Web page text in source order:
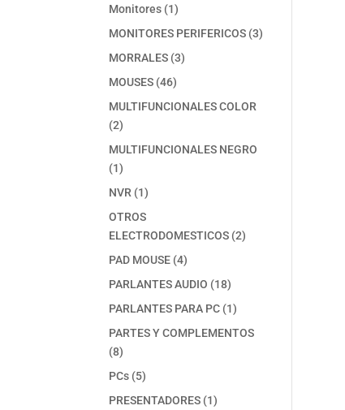
Monitores 11
producto
MONITORES PERIFERICOS 33
MORRALES 33
MOUSES 4646
productos
MULTIFUNCIONALES COLOR
22
productos
MULTIFUNCIONALES NEGRO
11
producto
NVR 11
producto
OTROS
ELECTRODOMESTICOS 22
PAD MOUSE 44
productos
PARLANTES AUDIO 1818
productos
PARLANTES PARA PC 11
producto
PARTES Y COMPLEMENTOS
88
productos
PCs 55
productos
PRESENTADORES 11